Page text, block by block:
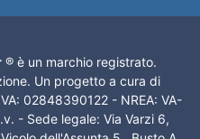
® è un marchio registrato.
Un progetto a cura di
02848390122 - NREA: VA-
- Sede legale: Via Varzi 6,